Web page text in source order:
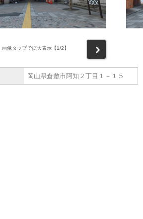
画像タップで拡大表示【1/2】
岡山県倉敷市阿知２丁目１－１５